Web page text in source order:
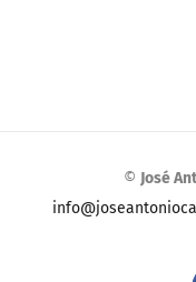
© José